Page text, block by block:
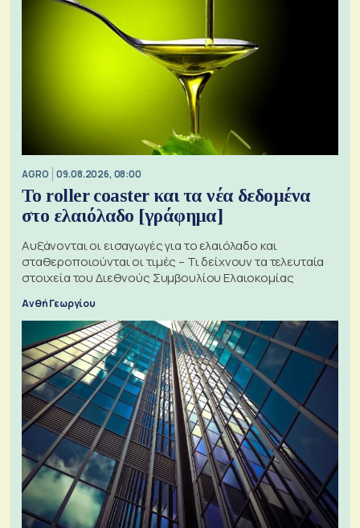
AGRO 09.08.2026, 08:00
Το roller coaster και τα νέα δεδομένα
στο ελαιόλαδο [γράφημα]
Αυξάνονται οι εισαγωγές για το ελαιόλαδο και
σταθεροποιούνται οι τιμές – Τι δείχνουν τα τελευταία
στοιχεία του Διεθνούς Συμβουλίου Ελαιοκομίας
Ανθή Γεωργίου